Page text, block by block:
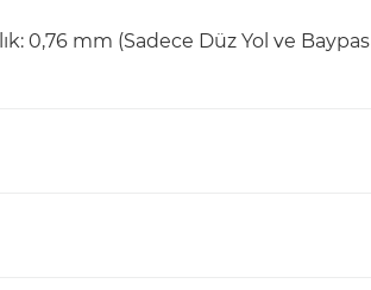
0,76 mm (Sadece Düz Yol ve Baypas